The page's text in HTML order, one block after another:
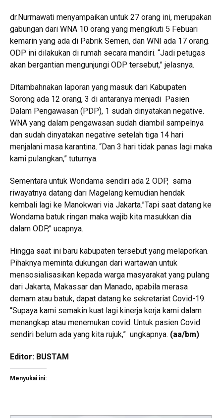
dr.Nurmawati menyampaikan untuk 27 orang ini, merupakan
gabungan dari WNA 10 orang yang mengikuti 5 Febuari
kemarin yang ada di Pabrik Semen, dan WNI ada 17 orang.
ODP ini dilakukan di rumah secara mandiri. “Jadi petugas
akan bergantian mengunjungi ODP tersebut,” jelasnya.
Ditambahnakan laporan yang masuk dari Kabupaten
Sorong ada 12 orang, 3 di antaranya menjadi Pasien
Dalam Pengawasan (PDP), 1 sudah dinyatakan negative.
WNA yang dalam pengawasan sudah diambil sampelnya
dan sudah dinyatakan negative setelah tiga 14 hari
menjalani masa karantina. “Dan 3 hari tidak panas lagi maka
kami pulangkan,” tuturnya.
Sementara untuk Wondama sendiri ada 2 ODP, sama
riwayatnya datang dari Magelang kemudian hendak
kembali lagi ke Manokwari via Jakarta.”Tapi saat datang ke
Wondama batuk ringan maka wajib kita masukkan dia
dalam ODP,” ucapnya.
Hingga saat ini baru kabupaten tersebut yang melaporkan.
Pihaknya meminta dukungan dari wartawan untuk
mensosialisasikan kepada warga masyarakat yang pulang
dari Jakarta, Makassar dan Manado, apabila merasa
demam atau batuk, dapat datang ke sekretariat Covid-19.
“Supaya kami semakin kuat lagi kinerja kerja kami dalam
menangkap atau menemukan covid. Untuk pasien Covid
sendiri belum ada yang kita rujuk,” ungkapnya. (aa/bm)
Editor: BUSTAM
Menyukai ini: